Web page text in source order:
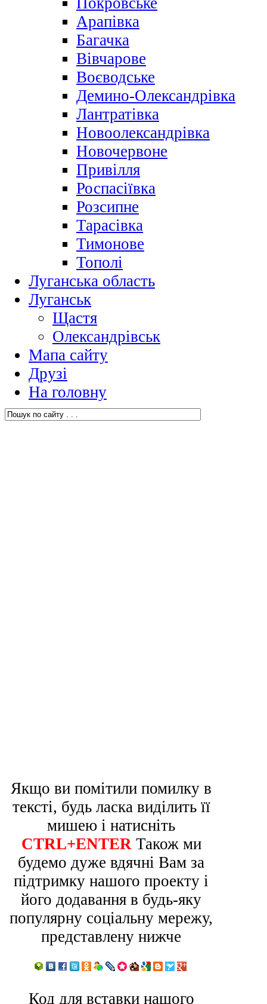
Арапівка
Багачка
Вівчарове
Воєводське
Демино-Олександрівка
Лантратівка
Новоолександрівка
Новочервоне
Привілля
Роспасіївка
Розсипне
Тарасівка
Тимонове
Тополі
Луганська область
Луганськ
Щастя
Олександрівськ
Мапа сайту
Друзі
На головну
Якщо ви помітили помилку в
тексті, будь ласка виділить її
мишею і натисніть
CTRL+ENTER Також ми
будемо дуже вдячні Вам за
підтримку нашого проекту і
його додавання в будь-яку
популярну соціальну мережу,
представлену нижче
Код для вставки нашого